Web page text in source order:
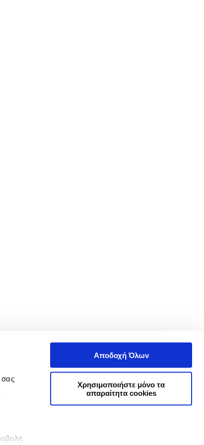
σας
Αποδοχή Όλων
Χρησιμοποιήστε μόνο τα
απαραίτητα cookies